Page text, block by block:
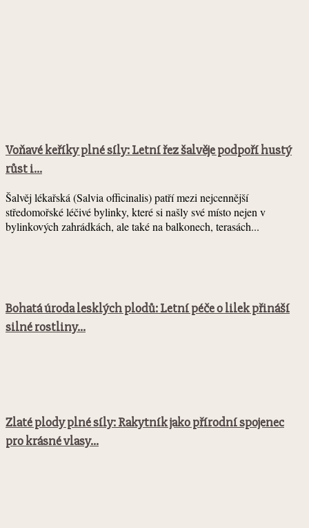
Voňavé keříky plné síly: Letní řez šalvěje podpoří hustý
růst i...
Šalvěj lékařská (Salvia officinalis) patří mezi nejcennější
středomořské léčivé bylinky, které si našly své místo nejen v
bylinkových zahrádkách, ale také na balkonech, terasách...
Bohatá úroda lesklých plodů: Letní péče o lilek přináší
silné rostliny...
Zlaté plody plné síly: Rakytník jako přírodní spojenec
pro krásné vlasy...